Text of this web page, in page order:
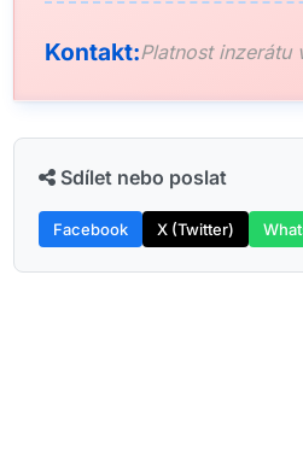
Kontakt:Platnost inzerátu
Sdílet nebo poslat
Facebook X (Twitter)